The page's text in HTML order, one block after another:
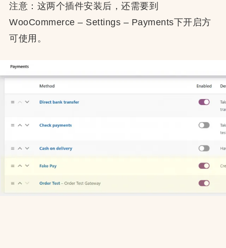
注意：这两个插件安装后，还需要到
WooCommerce – Settings – Payments下开启方
可使用。